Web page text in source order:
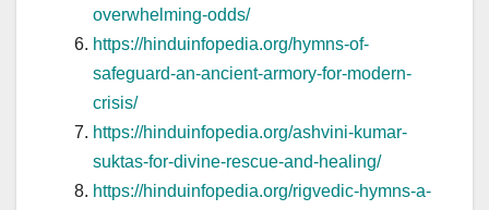
overwhelming-odds/
https://hinduinfopedia.org/hymns-of-
safeguard-an-ancient-armory-for-modern-
crisis/
https://hinduinfopedia.org/ashvini-kumar-
suktas-for-divine-rescue-and-healing/
https://hinduinfopedia.org/rigvedic-hymns-a-